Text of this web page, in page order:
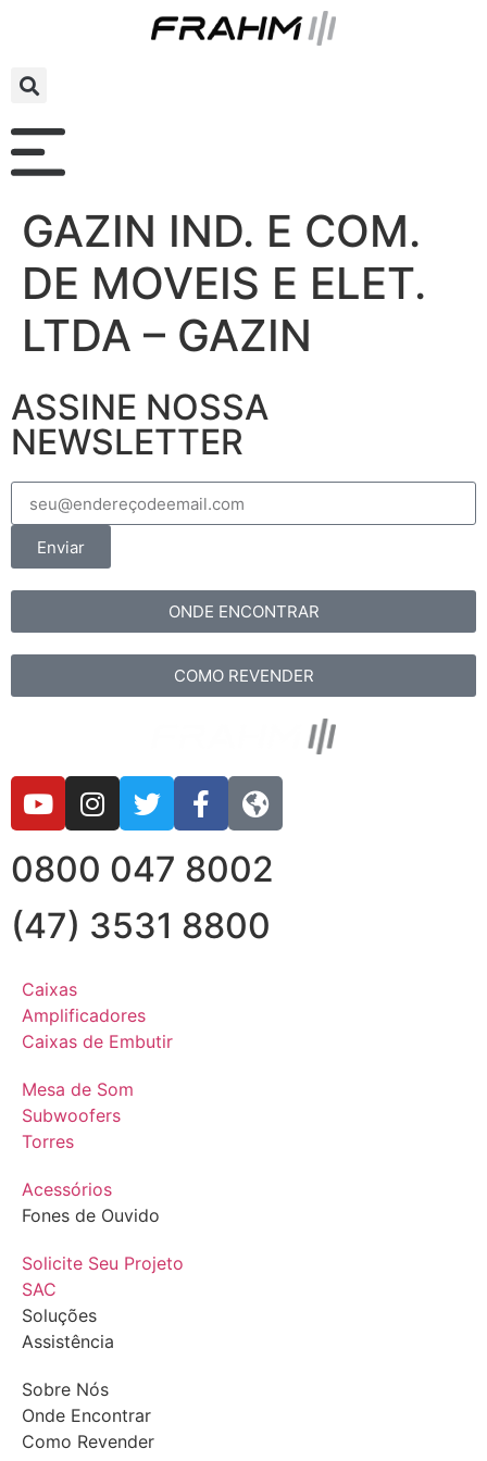
GAZIN IND. E COM.
DE MOVEIS E ELET.
LTDA – GAZIN
ASSINE NOSSA
NEWSLETTER
Enviar
ONDE ENCONTRAR
COMO REVENDER
0800 047 8002
(47) 3531 8800
Caixas
Amplificadores
Caixas de Embutir
Mesa de Som
Subwoofers
Torres
Acessórios
Fones de Ouvido
Solicite Seu Projeto
SAC
Soluções
Assistência
Sobre Nós
Onde Encontrar
Como Revender